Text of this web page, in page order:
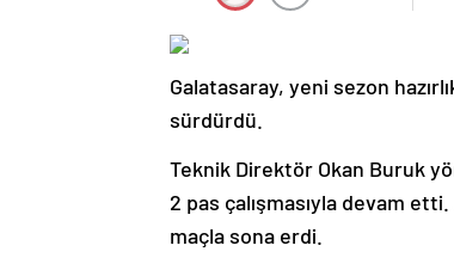
Galatasaray, yeni sezon
sürdürdü.
Teknik Direktör Okan Buruk
2 pas çalışmasıyla devam
maçla sona erdi.